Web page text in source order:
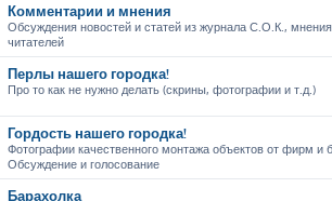
Комментарии и мнения
Обсуждения новостей и статей из журнала С.О.К., мнения
читателей
Перлы нашего городка!
Про то как не нужно делать (скрины, фотографии и т.д.)
Гордость нашего городка!
Фотографии качественного монтажа объектов от фирм и
Обсуждение и голосование
Барахолка